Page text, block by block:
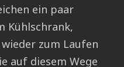
ein paar
Kühlschrank,
zum Laufen
auf diesem Wege